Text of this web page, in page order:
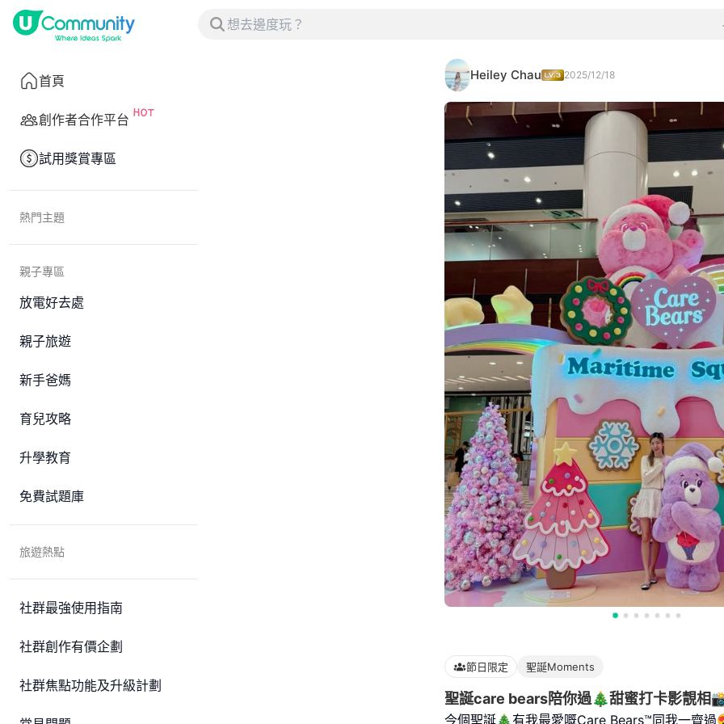
首頁
創作者合作平台
試用獎賞專區
熱門主題
親子專區
放電好去處
親子旅遊
新手爸媽
育兒攻略
升學教育
免費試題庫
旅遊熱點
社群最強使用指南
社群創作有價企劃
社群焦點功能及升級計劃
Heiley Chau 2025/12/18
節日限定 聖誕Moments
聖誕care bears陪你過🎄甜蜜打卡影靚相
今個聖誕🎄有我最愛嘅Care Bears™️同我一齊過